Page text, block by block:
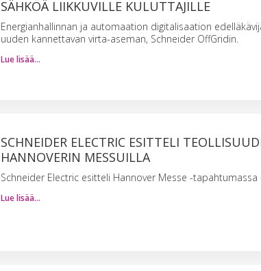
SÄHKÖÄ LIIKKUVILLE KULUTTAJILLE
Energianhallinnan ja automaation digitalisaation
uuden kannettavan virta-aseman, Schneider OffGridin.
Lue lisää…
SCHNEIDER ELECTRIC ESITTELI
HANNOVERIN MESSUILLA
Schneider Electric esitteli Hannover Messe -tapahtumassa
Lue lisää…